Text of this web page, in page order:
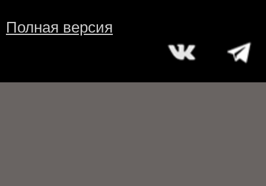
Полная версия